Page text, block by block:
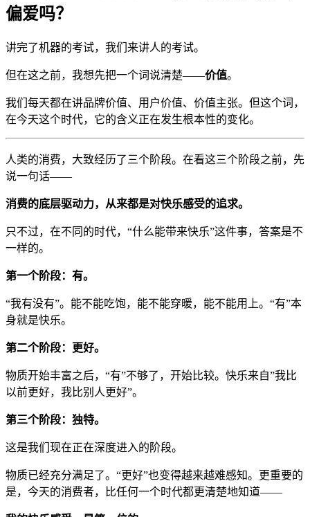
偏爱吗？
讲完了机器的考试，我们来讲人的考试。
但在这之前，我想先把一个词说清楚——价值。
我们每天都在讲品牌价值、用户价值、价值主张。但这个词，
在今天这个时代，它的含义正在发生根本性的变化。
人类的消费，大致经历了三个阶段。在看这三个阶段之前，先
说一句话——
消费的底层驱动力，从来都是对快乐感受的追求。
只不过，在不同的时代，“什么能带来快乐”这件事，答案是不
一样的。
第一个阶段：有。
“我有没有”。能不能吃饱，能不能穿暖，能不能用上。“有”本
身就是快乐。
第二个阶段：更好。
物质开始丰富之后，“有”不够了，开始比较。快乐来自”我比
以前更好，我比别人更好”。
第三个阶段：独特。
这是我们现在正在深度进入的阶段。
物质已经充分满足了。“更好”也变得越来越难感知。更重要的
是，今天的消费者，比任何一个时代都更清楚地知道——